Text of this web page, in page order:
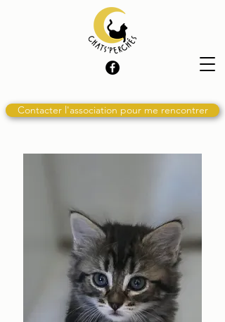
Contacter l'association pour me rencontrer